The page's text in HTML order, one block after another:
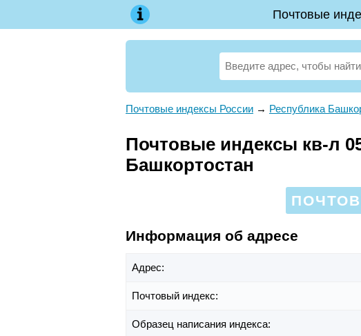
Почтовые
Почтовые индексы России → Республика
Почтовые индексы кв-л
Башкортостан
Информация об адресе
Адрес:
Почтовый индекс:
Образец написания индекса: